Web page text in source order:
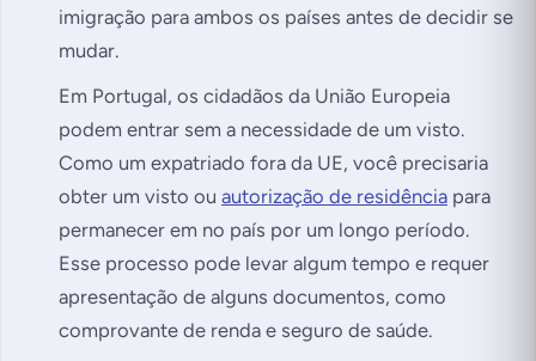
imigração para ambos os países antes de decidir se
mudar.
Em Portugal, os cidadãos da União Europeia
podem entrar sem a necessidade de um visto.
Como um expatriado fora da UE, você precisaria
obter um visto ou autorização de residência para
permanecer em no país por um longo período.
Esse processo pode levar algum tempo e requer
apresentação de alguns documentos, como
comprovante de renda e seguro de saúde.